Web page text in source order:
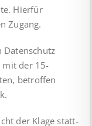
Hierfür
Zugang.
Datenschutz
mit der 15-
betroffen
der Klage statt­